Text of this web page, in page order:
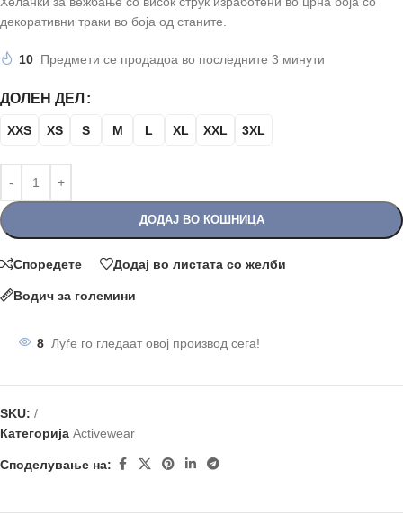
декоративни траки во боја од станите.
10 Предмети се продадоа во последните 3 минути
ДОЛЕН ДЕЛ
XXS XS S M L XL XXL 3XL
ДОДАЈ ВО КОШНИЦА
Споредете Додај во листата со желби
Водич за големини
8 Луѓе го гледаат овој производ сега!
SKU: /
Категорија Аctivewear
Споделување на: